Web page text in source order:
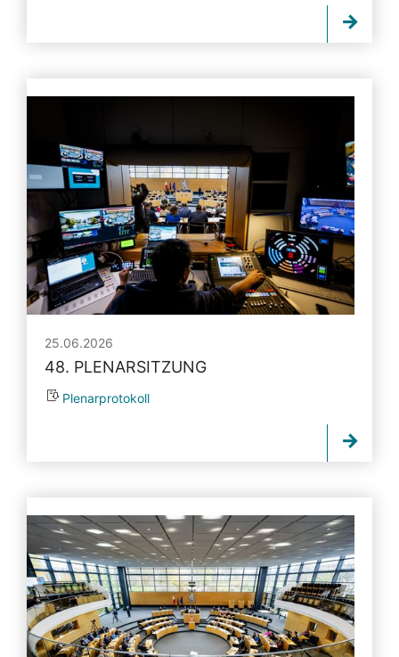
25.06.2026
48. PLENARSITZUNG
Plenarprotokoll